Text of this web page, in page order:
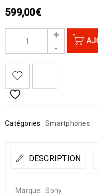
599,00€
Catégories : Smartphones
DESCRIPTION
Marque : Sony